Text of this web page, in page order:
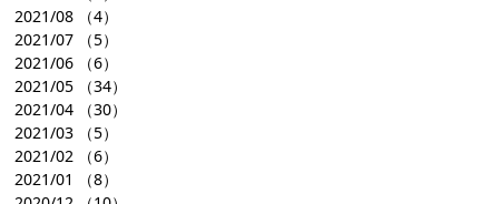
2021/08 （4）
2021/07 （5）
2021/06 （6）
2021/05 （34）
2021/04 （30）
2021/03 （5）
2021/02 （6）
2021/01
（8）